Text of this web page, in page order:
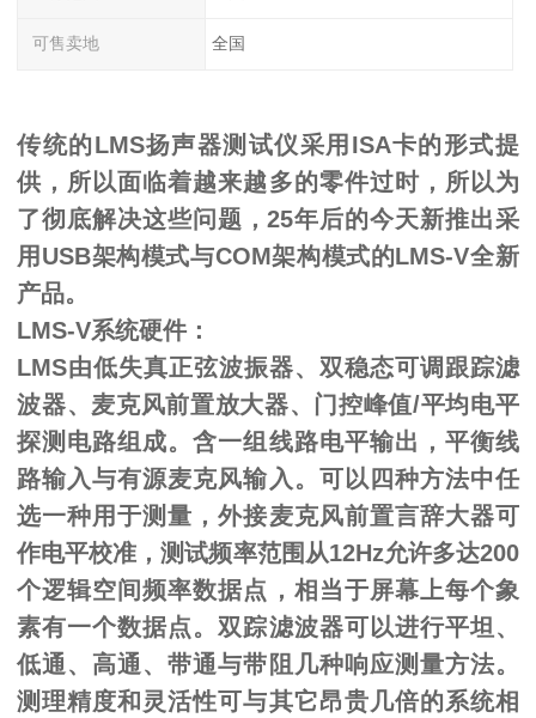
可售卖地 全国
传统的LMS扬声器测试仪采用 ISA卡的形式提
供，所以面临着越来越多的零件过时，所以为
了彻底解决这些问题，25年后的今天新推出采
用USB架构模式与COM架构模式的LMS-V全新
产品。
LMS-V系统硬件：
LMS由低失真正弦波振器、双稳态可调跟踪滤
波器、麦克风前置放大器、门控峰值/平均电平
探测电路组成。含一组线路电平输出，平衡线
路输入与有源麦克风输入。可以四种方法中任
选一种用于测量，外接麦克风前置言辞大器可
作电平校准，测试频率范围从12Hz允许多达200
个逻辑空间频率数据点，相当于屏幕上每个象
素有一个数据点。双踪滤波器可以进行平坦、
低通、高通、带通与带阻几种响应测量方法。
测理精度和灵活性可与其它昂贵几倍的系统相